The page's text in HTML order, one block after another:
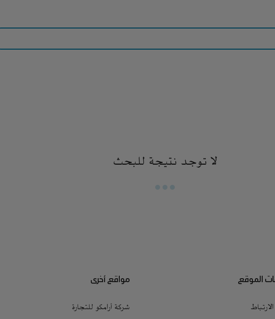
لا توجد نتيجة للبحث
الموقع مواقع أخرى
شركة أرامكو للتجارة